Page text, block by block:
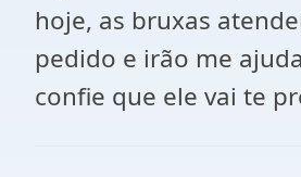
hoje, as bruxas
pedido e irão me
confie que ele vai te